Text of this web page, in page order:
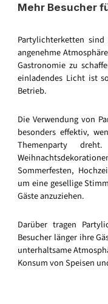
Mehr Besucher
Partylichterketten
angenehme
Gastronomie zu
einladendes Licht ist
Betrieb.
Die Verwendung von
besonders effektiv,
Themenparty
Sommerfesten,
um eine gesellige
Gäste anzuziehen.
Darüber tragen
Besucher länger ihre
unterhaltsame
Konsum von Speisen